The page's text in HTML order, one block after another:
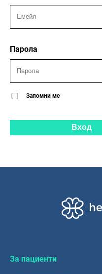
Парола
Запомни ме
Вход
За пациенти